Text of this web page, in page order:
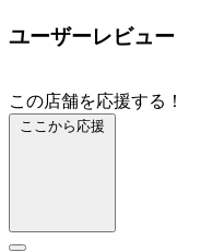
ユーザーレビュー
この店舗を応援する！
ここから応援